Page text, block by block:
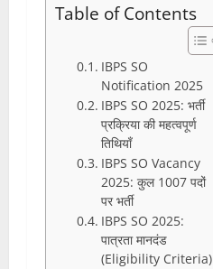
Table of Contents
IBPS SO
Notification 2025
IBPS SO 2025: भर्ती
प्रक्रिया की महत्वपूर्ण
तिथियाँ
IBPS SO Vacancy
2025: कुल 1007 पदों
पर भर्ती
IBPS SO 2025:
पात्रता मानदंड
(Eligibility Criteria)